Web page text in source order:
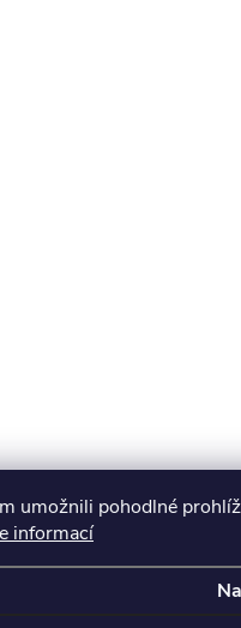
umožnili pohodlné
informací